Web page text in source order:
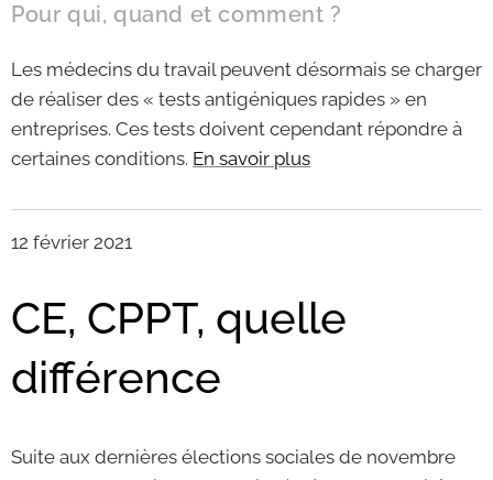
Pour qui, quand et comment ?
Les médecins du travail peuvent désormais se charger
de réaliser des « tests antigéniques rapides » en
entreprises. Ces tests doivent cependant répondre à
certaines conditions. En savoir plus
12 février 2021
CE, CPPT, quelle
différence
Suite aux dernières élections sociales de novembre